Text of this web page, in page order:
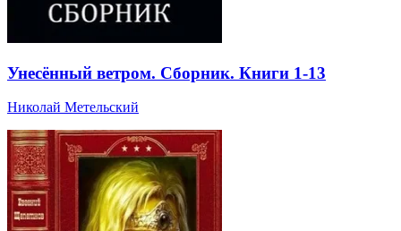
Унесённый ветром. Сборник. Книги 1-13
Николай Метельский